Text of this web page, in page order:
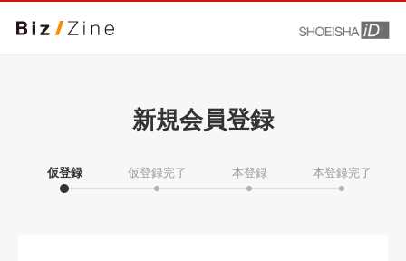
新規会員登録
仮登録 仮登録完了 本登録 本登録完了